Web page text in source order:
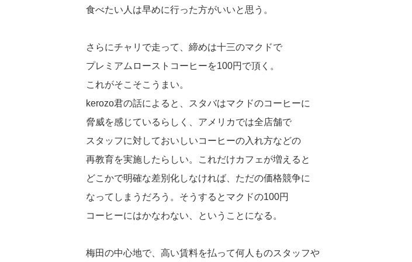
食べたい人は早めに行った方がいいと思う。
さらにチャリで走って、締めは十三のマクドで
プレミアムローストコーヒーを100円で頂く。
これがそこそこうまい。
kerozo君の話によると、スタバはマクドのコーヒーに
脅威を感じているらしく、アメリカでは全店舗で
スタッフに対しておいしいコーヒーの入れ方などの
再教育を実施したらしい。これだけカフェが増えると
どこかで明確な差別化しなければ、ただの価格競争に
なってしまうだろう。そうするとマクドの100円
コーヒーにはかなわない、ということになる。
梅田の中心地で、高い賃料を払って何人ものスタッフや